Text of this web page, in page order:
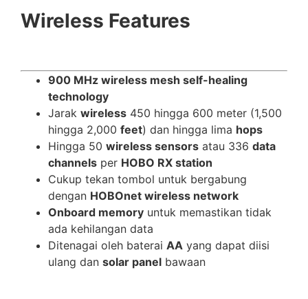
Wireless Features
900 MHz wireless mesh self-healing
technology
Jarak wireless 450 hingga 600 meter (1,500
hingga 2,000 feet) dan hingga lima hops
Hingga 50 wireless sensors atau 336 data
channels per HOBO RX station
Cukup tekan tombol untuk bergabung
dengan HOBOnet wireless network
Onboard memory untuk memastikan tidak
ada kehilangan data
Ditenagai oleh baterai AA yang dapat diisi
ulang dan solar panel bawaan